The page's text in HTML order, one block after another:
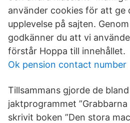
använder cookies för att ge
upplevelse på sajten.
godkänner du att vi
förstår Hoppa till innehållet.
Ok pension contact number
Tillsammans gjorde de
jaktprogrammet
skrivit boken ”Den stora